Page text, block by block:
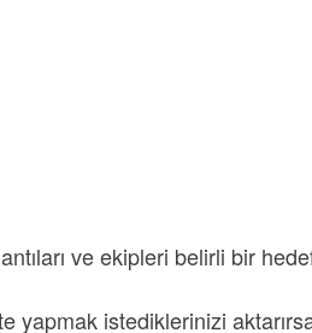
ve ekipleri belirli bir
yapmak istediklerinizi